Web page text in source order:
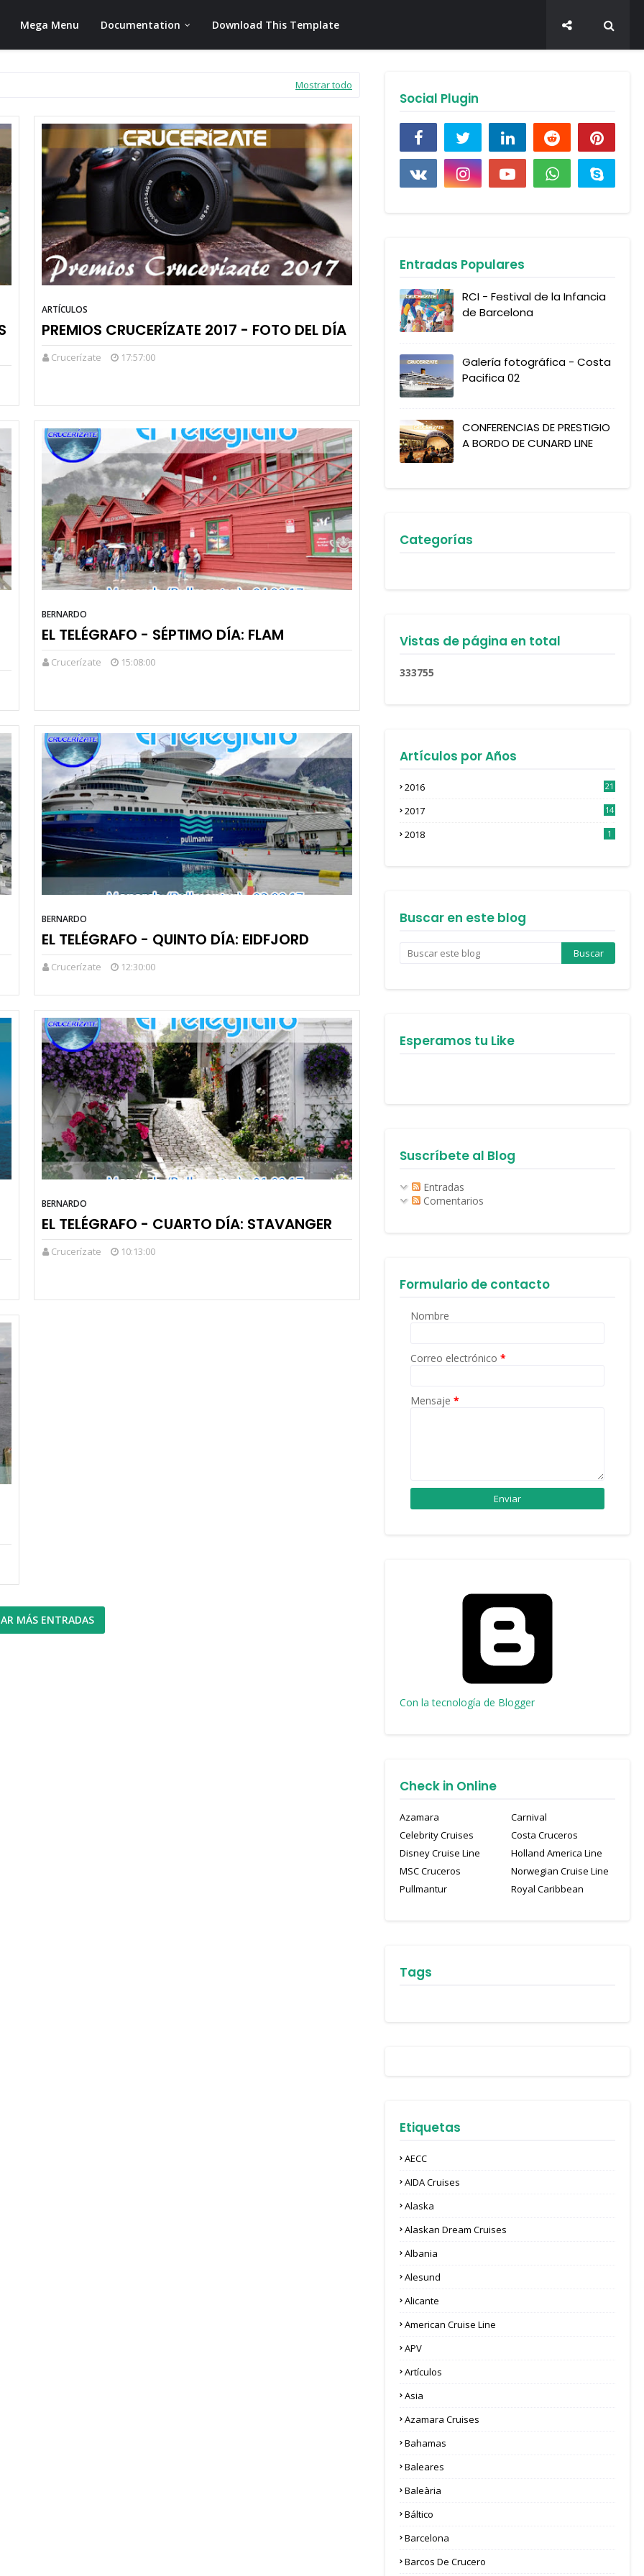
Mega Menu Documentation Download This Template
Mostrar todo
ARTÍCULOS
PREMIOS CRUCERÍZATE 2017 - FOTO DEL DÍA
Crucerízate 17:57:00
BERNARDO
EL TELÉGRAFO - SÉPTIMO DÍA: FLAM
Crucerízate 15:08:00
BERNARDO
EL TELÉGRAFO - QUINTO DÍA: EIDFJORD
Crucerízate 12:30:00
BERNARDO
EL TELÉGRAFO - CUARTO DÍA: STAVANGER
Crucerízate 10:13:00
MÁS ENTRADAS
Social Plugin
Entradas Populares
RCI - Festival de la Infancia
de Barcelona
Galería fotográfica - Costa
Pacifica 02
CONFERENCIAS DE PRESTIGIO
A BORDO DE CUNARD LINE
Categorías
Vistas de página en total
333755
Artículos por Años
2016
21
2017
14
2018 1
Buscar en este blog
Esperamos tu Like
Suscríbete al Blog
Entradas
Comentarios
Formulario de contacto
Nombre
Correo electrónico *
Mensaje *
Con la tecnología de Blogger
Check in Online
Azamara
Carnival
Celebrity Cruises
Costa Cruceros
Disney Cruise Line
Holland America Line
MSC Cruceros
Norwegian Cruise Line
Pullmantur
Royal Caribbean
Tags
Etiquetas
AECC
AIDA Cruises
Alaska
Alaskan Dream Cruises
Albania
Alesund
Alicante
American Cruise Line
APV
Artículos
Asia
Azamara Cruises
Bahamas
Baleares
Baleària
Báltico
Barcelona
Barcos De Crucero